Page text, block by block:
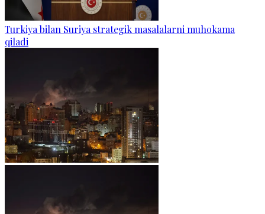
Turkiya bilan Suriya strategik masalalarni muhokama
qiladi